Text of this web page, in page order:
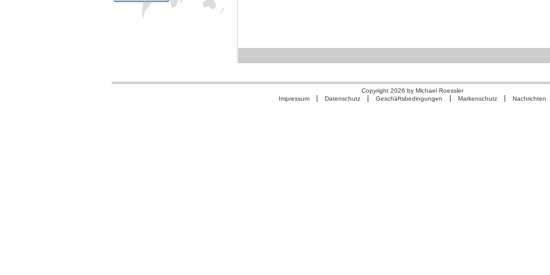
Copyright 2026 by Michael Roessler
Impressum
Datenschutz Geschäftsbedingungen Markenschutz Nachrichten